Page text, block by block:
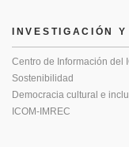
INVESTIGACIÓN
Centro de Información del
Sostenibilidad
Democracia cultural e
ICOM-IMREC